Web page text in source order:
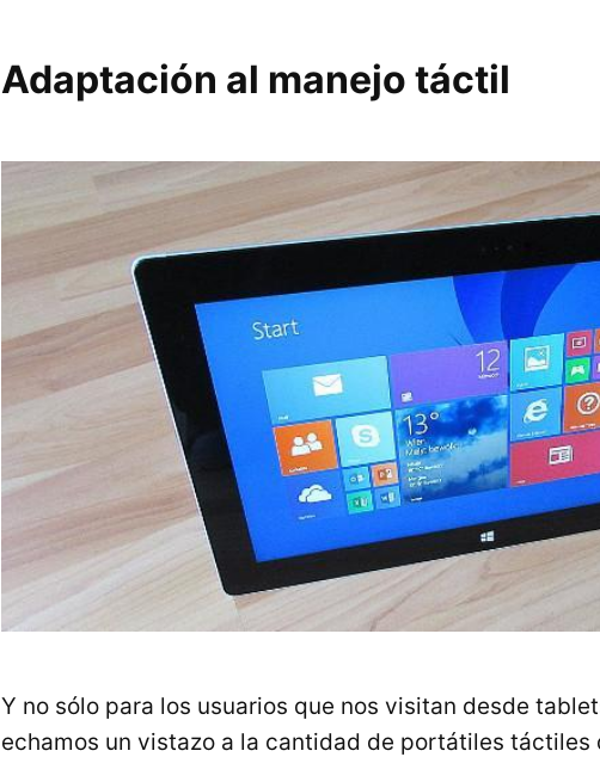
Adaptación al manejo táctil
Y no sólo para los usuarios que nos visitan desde
echamos un vistazo a la cantidad de portátiles táctiles